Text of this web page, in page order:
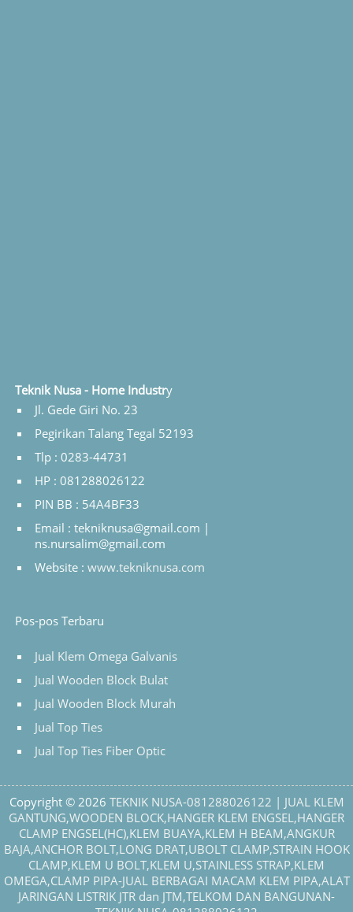
Teknik Nusa - Home Industry
Jl. Gede Giri No. 23
Pegirikan Talang Tegal 52193
Tlp : 0283-44731
HP : 081288026122
PIN BB : 54A4BF33
Email : tekniknusa@gmail.com |
ns.nursalim@gmail.com
Website : www.tekniknusa.com
Pos-pos Terbaru
Jual Klem Omega Galvanis
Jual Wooden Block Bulat
Jual Wooden Block Murah
Jual Top Ties
Jual Top Ties Fiber Optic
Copyright © 2026 TEKNIK NUSA-081288026122 | JUAL KLEM
GANTUNG,WOODEN BLOCK,HANGER KLEM ENGSEL,HANGER
CLAMP ENGSEL(HC),KLEM BUAYA,KLEM H BEAM,ANGKUR
BAJA,ANCHOR BOLT,LONG DRAT,UBOLT CLAMP,STRAIN HOOK
CLAMP,KLEM U BOLT,KLEM U,STAINLESS STRAP,KLEM
OMEGA,CLAMP PIPA-JUAL BERBAGAI MACAM KLEM PIPA,ALAT
JARINGAN LISTRIK JTR dan JTM,TELKOM DAN BANGUNAN-